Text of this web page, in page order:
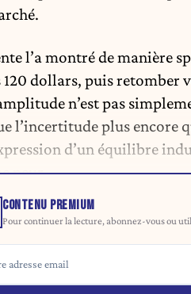
l’a montré de manière
120 dollars, puis retomber
n’est pas
l’incertitude plus encore
d’un équilibre
peur.
CONTENU PREMIUM
Pour continuer la lecture, abonnez-vous ou